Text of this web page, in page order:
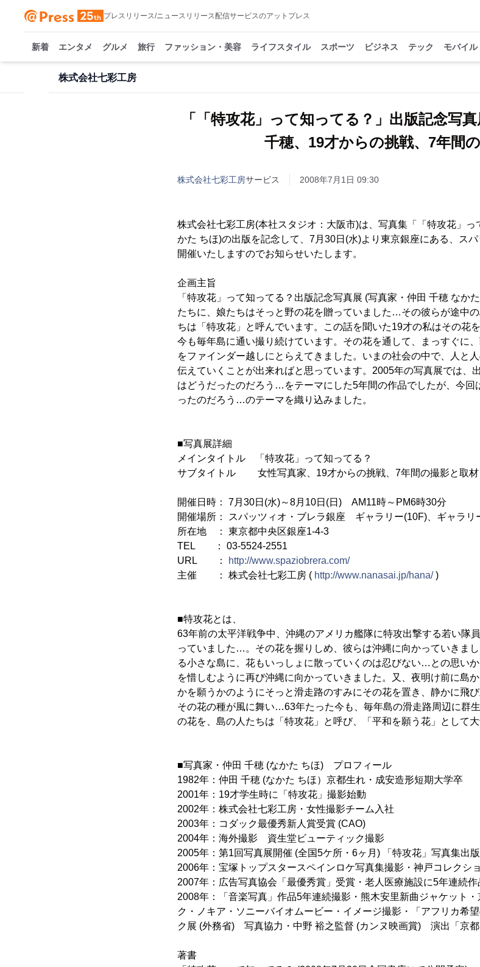
プレスリリース/ニュースリリース配信サービスのアットプレス
新着 エンタメ グルメ 旅行 ファッション・美容 ライフスタイル スポーツ ビジネス テック モバイル
株式会社七彩工房
「「特攻花」って知ってる？」出版記念写
千穂、19才からの挑戦、7年間
株式会社七彩工房サービス 2008年7月1日 09:30
株式会社七彩工房(本社スタジオ：大阪市)は、写真集「「特攻花」
かた ちほ)の出版を記念して、7月30日(水)より東京銀座にある、ス
開催いたしますのでお知らせいたします。
企画主旨
「特攻花」って知ってる？出版記念写真展 (写真家・仲田 千穂 なか
たちに、娘たちはそっと野の花を贈っていました…その彼らが途中
ちは「特攻花」と呼んでいます。この話を聞いた19才の私はその花
今も毎年島に通い撮り続けています。その花を通して、まっすぐに
をファインダー越しにとらえてきました。いまの社会の中で、人と
伝えていくことが出来ればと思っています。2005年の写真展では、
はどうだったのだろう…をテーマにした5年間の作品でしたが、今回
ったのだろう…のテーマを織り込みました。
■写真展詳細
メインタイトル 「特攻花」って知ってる？
サブタイトル 女性写真家、19才からの挑戦、7年間の撮影と取材
開催日時： 7月30日(水)～8月10日(日) AM11時～PM6時30分
開催場所： スパッツィオ・ブレラ銀座 ギャラリー(10F)、ギャラリ
所在地 ： 東京都中央区銀座1-4-3
TEL ： 03-5524-2551
URL ：
http://www.spaziobrera.com/
主催 ： 株式会社七彩工房 ( http://www.nanasai.jp/hana/)
■特攻花とは、
63年前の太平洋戦争中、沖縄のアメリカ艦隊に特攻出撃する若い隊
っていました…。その花を握りしめ、彼らは沖縄に向かっていきま
る小さな島に、花もいっしょに散っていくのは忍びない…との思い
を惜しむように再び沖縄に向かっていきました。又、夜明け前に島
かを願うかのようにそっと滑走路のすみにその花を置き、静かに飛
その花の種が風に舞い…63年たった今も、毎年島の滑走路周辺に群
の花を、島の人たちは「特攻花」と呼び、「平和を願う花」として大
■写真家・仲田 千穂 (なかた ちほ) プロフィール
1982年：仲田 千穂 (なかた ちほ）京都生れ・成安造形短期大学卒
2001年：19才学生時に「特攻花」撮影始動
2002年：株式会社七彩工房・女性撮影チーム入社
2003年：コダック最優秀新人賞受賞 (CAO)
2004年：海外撮影 資生堂ビューティック撮影
2005年：第1回写真展開催 (全国5ケ所・6ヶ月) 「特攻花」写真集出
2006年：宝塚トップスタースペインロケ写真集撮影・神戸コレクシ
2007年：広告写真協会「最優秀賞」受賞・老人医療施設に5年連続
2008年：「音楽写真」作品5年連続撮影・熊木安里新曲ジャケット
ク・ノキア・ソニーバイオムービー・イメージ撮影・「アフリカ希
ク展 (外務省) 写真協力・中野 裕之監督 (カンヌ映画賞) 演出「京
著書